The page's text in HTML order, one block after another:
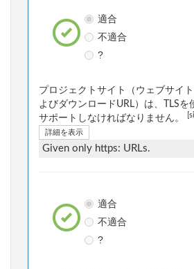
適合
不適合
?
プロジェクトサイト（ウェブサイ
よびダウンロードURL）は、TLSを
サポートしなければなりません。
詳細を表示
Given only https: URLs.
適合
不適合
?